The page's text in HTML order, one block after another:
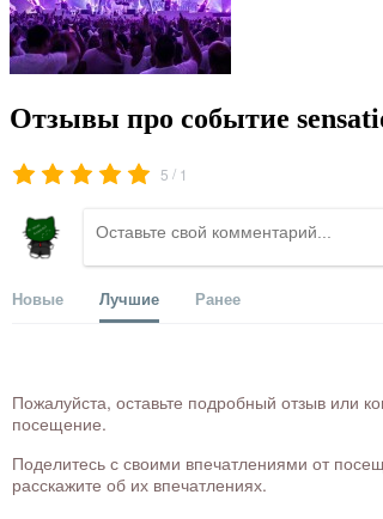
Отзывы про событие
5 / 1
Новые Лучшие Ранее
Пожалуйста, оставьте подробный отзыв или
посещение.
Поделитесь с своими впечатлениями от
расскажите об их впечатлениях.